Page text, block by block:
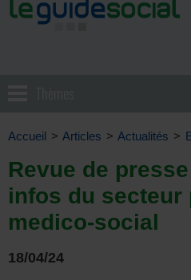
Accueil > Articles > Actualités >
Revue de
infos du secteur
medico-social
18/04/24